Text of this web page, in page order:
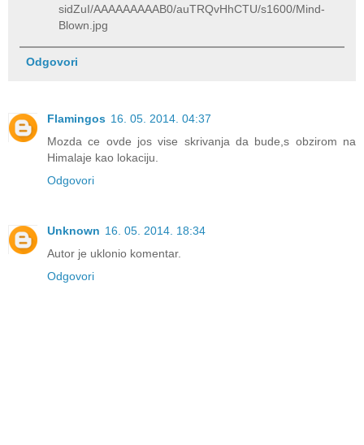
sidZuI/AAAAAAAAAB0/auTRQvHhCTU/s1600/Mind-
Blown.jpg
Odgovori
Flamingos 16. 05. 2014. 04:37
Mozda ce ovde jos vise skrivanja da bude,s obzirom na
Himalaje kao lokaciju.
Odgovori
Unknown 16. 05. 2014. 18:34
Autor je uklonio komentar.
Odgovori